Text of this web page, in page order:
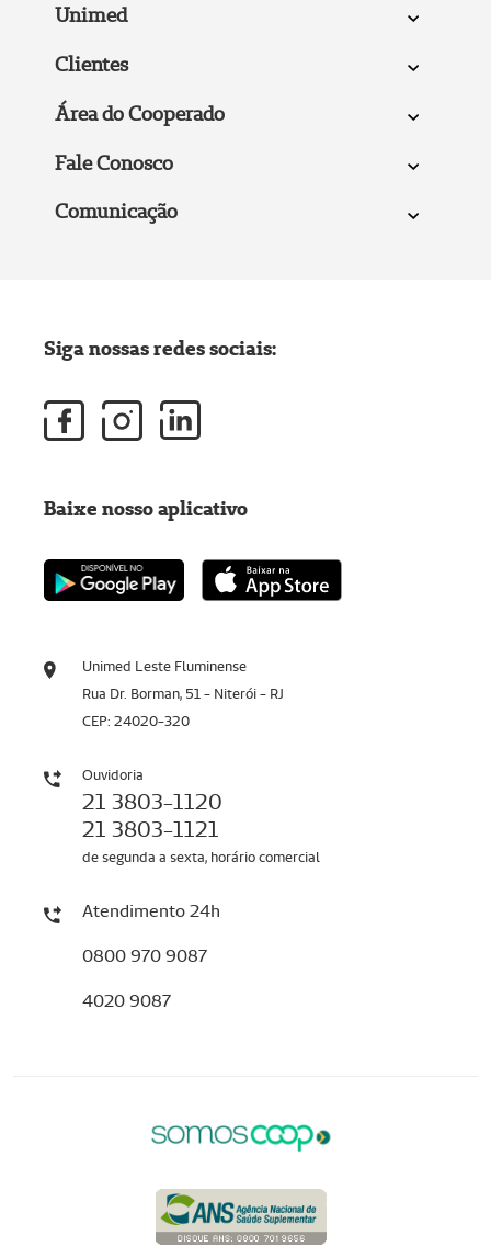
Unimed
Clientes
Área do Cooperado
Fale Conosco
Comunicação
Unimed Leste Fluminense
Rua Dr. Borman, 51 - Niterói - RJ
CEP: 24020-320
Ouvidoria
21 3803-1120
21 3803-1121
de segunda a sexta, horário comercial
Atendimento 24h
0800 970 9087
4020 9087
Siga nossas redes sociais:
Baixe nosso aplicativo